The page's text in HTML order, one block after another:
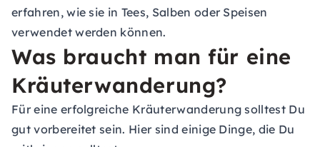
erfahren, wie sie in Tees, Salben oder Speisen
verwendet werden können.
Was braucht man für eine
Kräuterwanderung?
Für eine erfolgreiche Kräuterwanderung solltest Du
gut vorbereitet sein. Hier sind einige Dinge, die Du